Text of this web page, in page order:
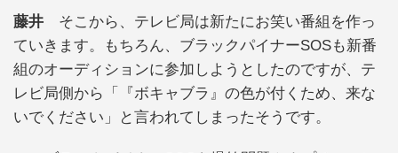
藤井 そこから、テレビ局は新たにお笑い番組を作っ
ていきます。もちろん、ブラックパイナーSOSも新番
組のオーディションに参加しようとしたのですが、テ
レビ局側から「『ボキャブラ』の色が付くため、来な
いでください」と言われてしまったそうです。